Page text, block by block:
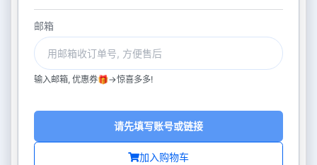
邮箱
输入邮箱, 优惠券🎁->惊喜多多!
加入购物车
请先填写账号或链接